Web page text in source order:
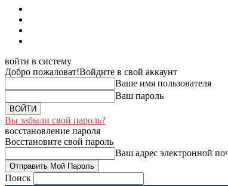
войти в систему
Добро пожаловат!Войдите в свой аккаунт
Ваше имя пользователя
Ваш пароль
Вы забыли свой пароль?
восстановление пароля
Восстановите свой пароль
Ваш адрес электронной
Поиск